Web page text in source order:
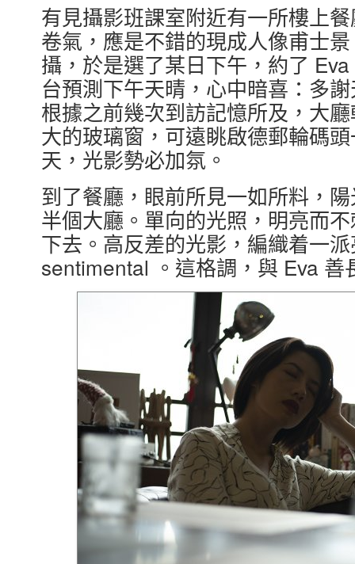
有見攝影班課室附近有一所樓上
卷氣，應是不錯的現成人像甫士
攝，於是選了某日下午，約了
台預測下午天晴，心中暗喜：多
根據之前幾次到訪記憶所及，大
大的玻璃窗，可遠眺啟德郵輪碼
天，光影勢必加氛。
到了餐廳，眼前所見一如所料，
半個大廳。單向的光照，明亮而
下去。高反差的光影，編織着一
sentimental 。這格調，與 Eva